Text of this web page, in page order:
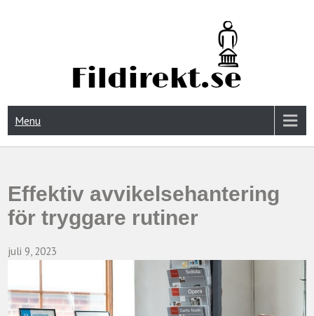
FIDIREKT.SE
Menu
Effektiv avvikelsehantering
för tryggare rutiner
juli 9, 2023